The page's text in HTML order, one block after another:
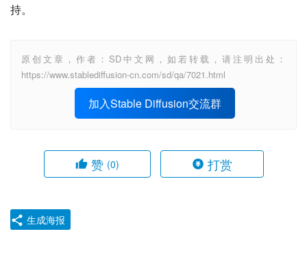
持。
原创文章，作者：SD中文网，如若转载，请注明出处：
https://www.stablediffusion-cn.com/sd/qa/7021.html
加入Stable Diffusion交流群
赞 (0) 打赏
生成海报